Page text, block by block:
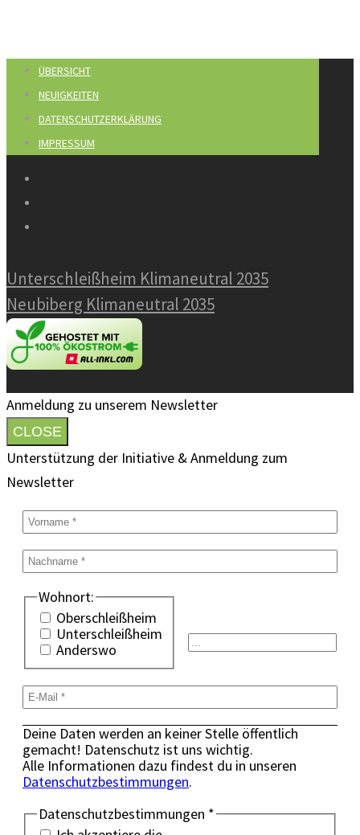
ÜBERSICHT
NEUIGKEITEN
DATENSCHUTZERKLÄRUNG
IMPRESSUM
Unterschleißheim Klimaneutral 2035
Neubiberg Klimaneutral 2035
Anmeldung zu unserem Newsletter
CLOSE
Unterstützung der Initiative & Anmeldung zum
Newsletter
Wohnort:
Oberschleißheim
Unterschleißheim
Anderswo
Deine Daten werden an keiner Stelle öffentlich
gemacht! Datenschutz ist uns wichtig.
Alle Informationen dazu findest du in unseren
Datenschutzbestimmungen.
Datenschutzbestimmungen *